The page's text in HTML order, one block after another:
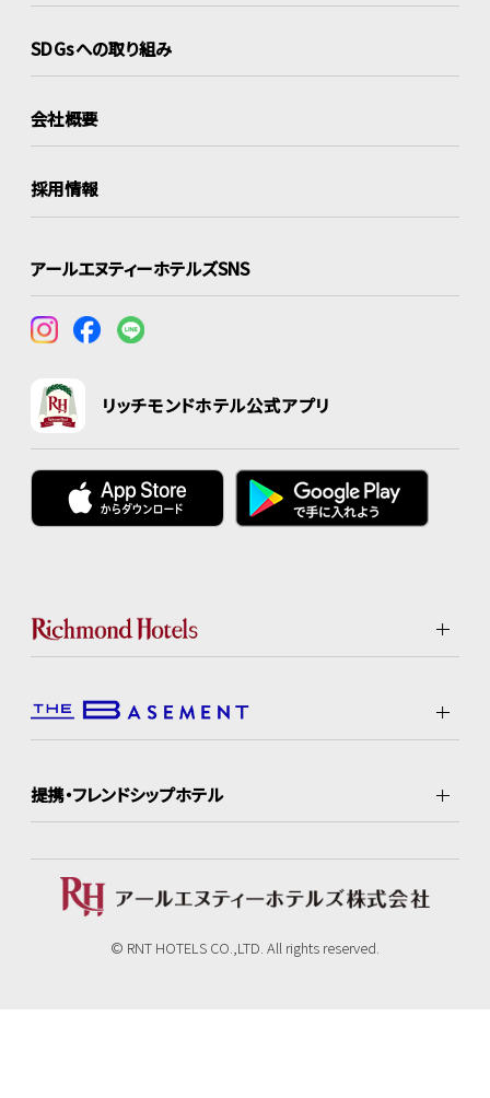
SDGsへの取り組み
会社概要
採用情報
アールエヌティーホテルズSNS
リッチモンドホテル公式アプリ
提携・フレンドシップホテル
© RNT HOTELS CO.,LTD. All rights reserved.